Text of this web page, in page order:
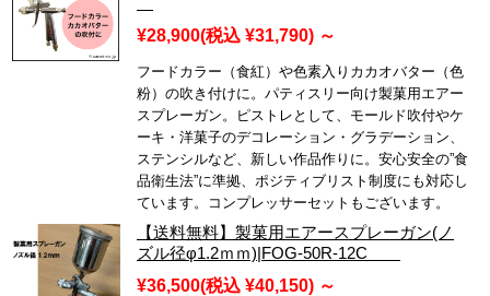
¥28,900(税込 ¥31,790) ～
フードカラー（食紅）や色素入りカカオバター（色
粉）の吹き付けに。パティスリー向け製菓用エアー
スプレーガン。ピストレとして、モールド吹付やケ
ーキ・洋菓子のデコレーション・グラデーション、
ステンシルなど、新しい作品作りに。安心安全の”食
品衛生法”に準拠、ポジティブリスト制度にも対応し
ています。コンプレッサーセットもございます。
【送料無料】製菓用エアースプレーガン(ノ
ズル径φ1.2ｍｍ)|FOG-50R-12C
¥36,500(税込 ¥40,150) ～